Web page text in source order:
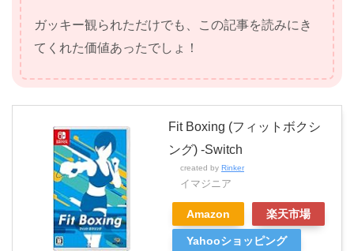
ガッキー観られただけでも、この記事を読みにき
てくれた価値あったでしょ！
Fit Boxing (フィットボクシ
ング) -Switch
created by Rinker
イマジニア
Amazon 楽天市場
Yahooショッピング